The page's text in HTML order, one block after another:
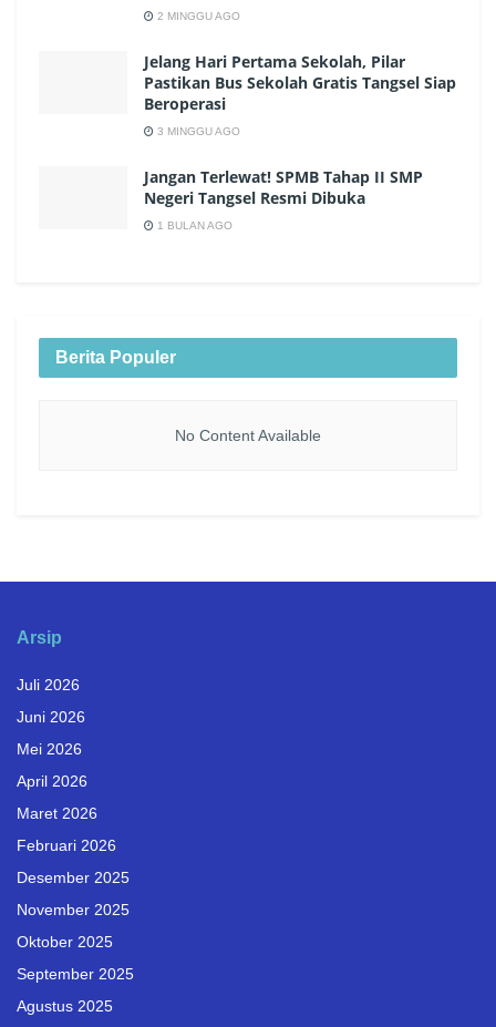
2 MINGGU AGO
Jelang Hari Pertama Sekolah, Pilar
Pastikan Bus Sekolah Gratis Tangsel Siap
Beroperasi
3 MINGGU AGO
Jangan Terlewat! SPMB Tahap II SMP
Negeri Tangsel Resmi Dibuka
1 BULAN AGO
Berita Populer
No Content Available
Arsip
Juli 2026
Juni 2026
Mei 2026
April 2026
Maret 2026
Februari 2026
Desember 2025
November 2025
Oktober 2025
September 2025
Agustus 2025